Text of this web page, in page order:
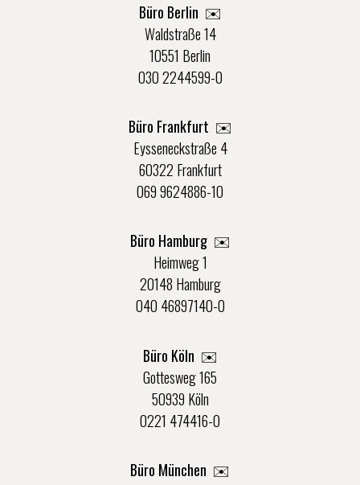
Büro Berlin ✉️
Waldstraße 14
10551 Berlin
030 2244599-0
Büro Frankfurt ✉️
Eysseneckstraße 4
60322 Frankfurt
069 9624886-10
Büro Hamburg ✉️
Heimweg 1
20148 Hamburg
040 46897140-0
Büro Köln ✉️
Gottesweg 165
50939 Köln
0221 474416-0
Büro München ✉️